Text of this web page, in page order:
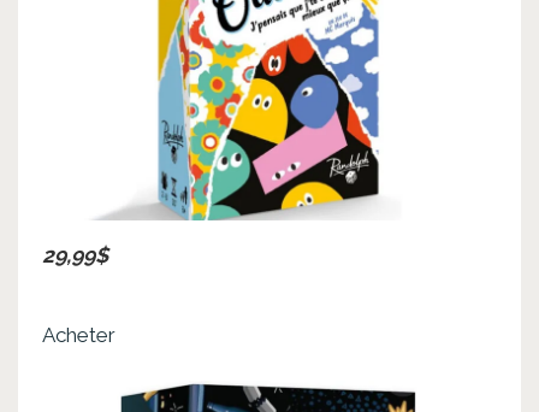
29,99$
Acheter